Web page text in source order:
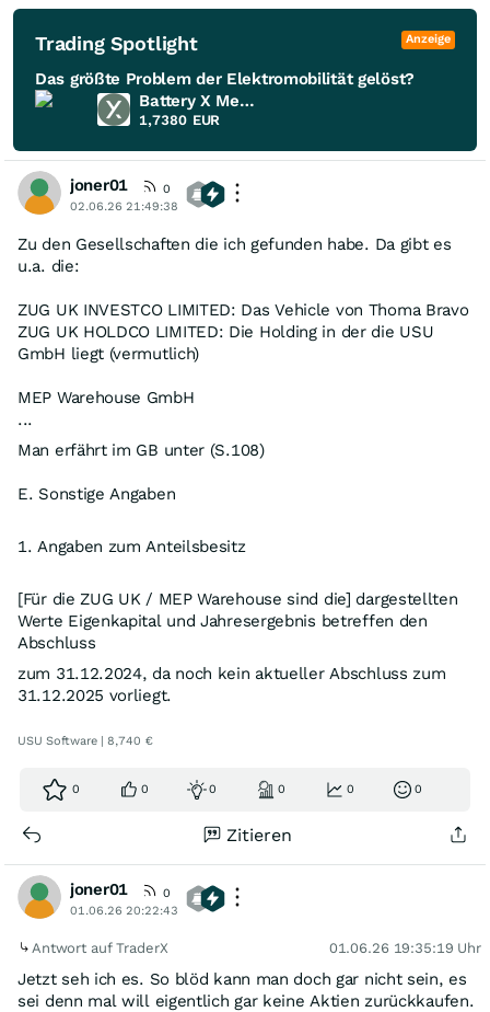
Trading Spotlight Anzeige
Das größte Problem der Elektromobilität gelöst?
Battery X Metals
1,7380 EUR
joner01
0
02.06.26 21:49:38
Zu den Gesellschaften die ich gefunden habe. Da gibt es
u.a. die:
ZUG UK INVESTCO LIMITED: Das Vehicle von Thoma Bravo
ZUG UK HOLDCO LIMITED: Die Holding in der die USU
GmbH liegt (vermutlich)
MEP Warehouse GmbH
...
Man erfährt im GB unter (S.108)
E. Sonstige Angaben
1. Angaben zum Anteilsbesitz
[Für die ZUG UK / MEP Warehouse sind die] dargestellten
Werte Eigenkapital und Jahresergebnis betreffen den
Abschluss
zum 31.12.2024, da noch kein aktueller Abschluss zum
31.12.2025 vorliegt.
USU Software | 8,740 €
0 0 0 0 0 0
Zitieren
joner01
0
01.06.26 20:22:43
Antwort auf TraderX 01.06.26 19:35:19 Uhr
Jetzt seh ich es. So blöd kann man doch gar nicht sein, es
sei denn mal will eigentlich gar keine Aktien zurückkaufen.